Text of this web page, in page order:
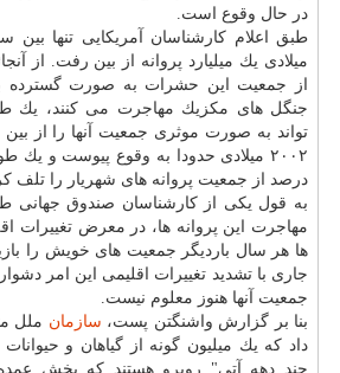
در حال وقوع است.
از جمعیت این حشرات به صورت گسترده
جنگل های مكزیك مهاجرت می كنند، یك
تواند به صورت موثری جمعیت آنها را از بین
درصد از جمعیت پروانه های شهریار را تلف
به قول یكی از كارشناسان صندوق جهانی
مهاجرت این پروانه ها، در معرض تغییرات
ها هر سال باردیگر جمعیت های خویش را
جاری با تشدید تغییرات اقلیمی این امر
جمعیت آنها هنوز معلوم نیست.
بنا بر گزارش واشنگتن پست، سازمان ملل
داد كه یك میلیون گونه از گیاهان و
چند دهه آتی" روبرو هستند كه بخش